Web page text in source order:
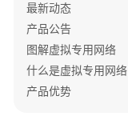
南
管
理
员
最新动态
产品公告
图解虚拟专用网络
什么是虚拟专用网络
产品优势